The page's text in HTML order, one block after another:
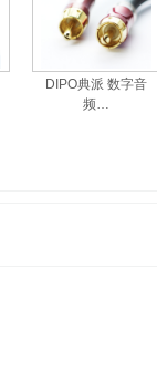
DIPO典派 数字音
频…